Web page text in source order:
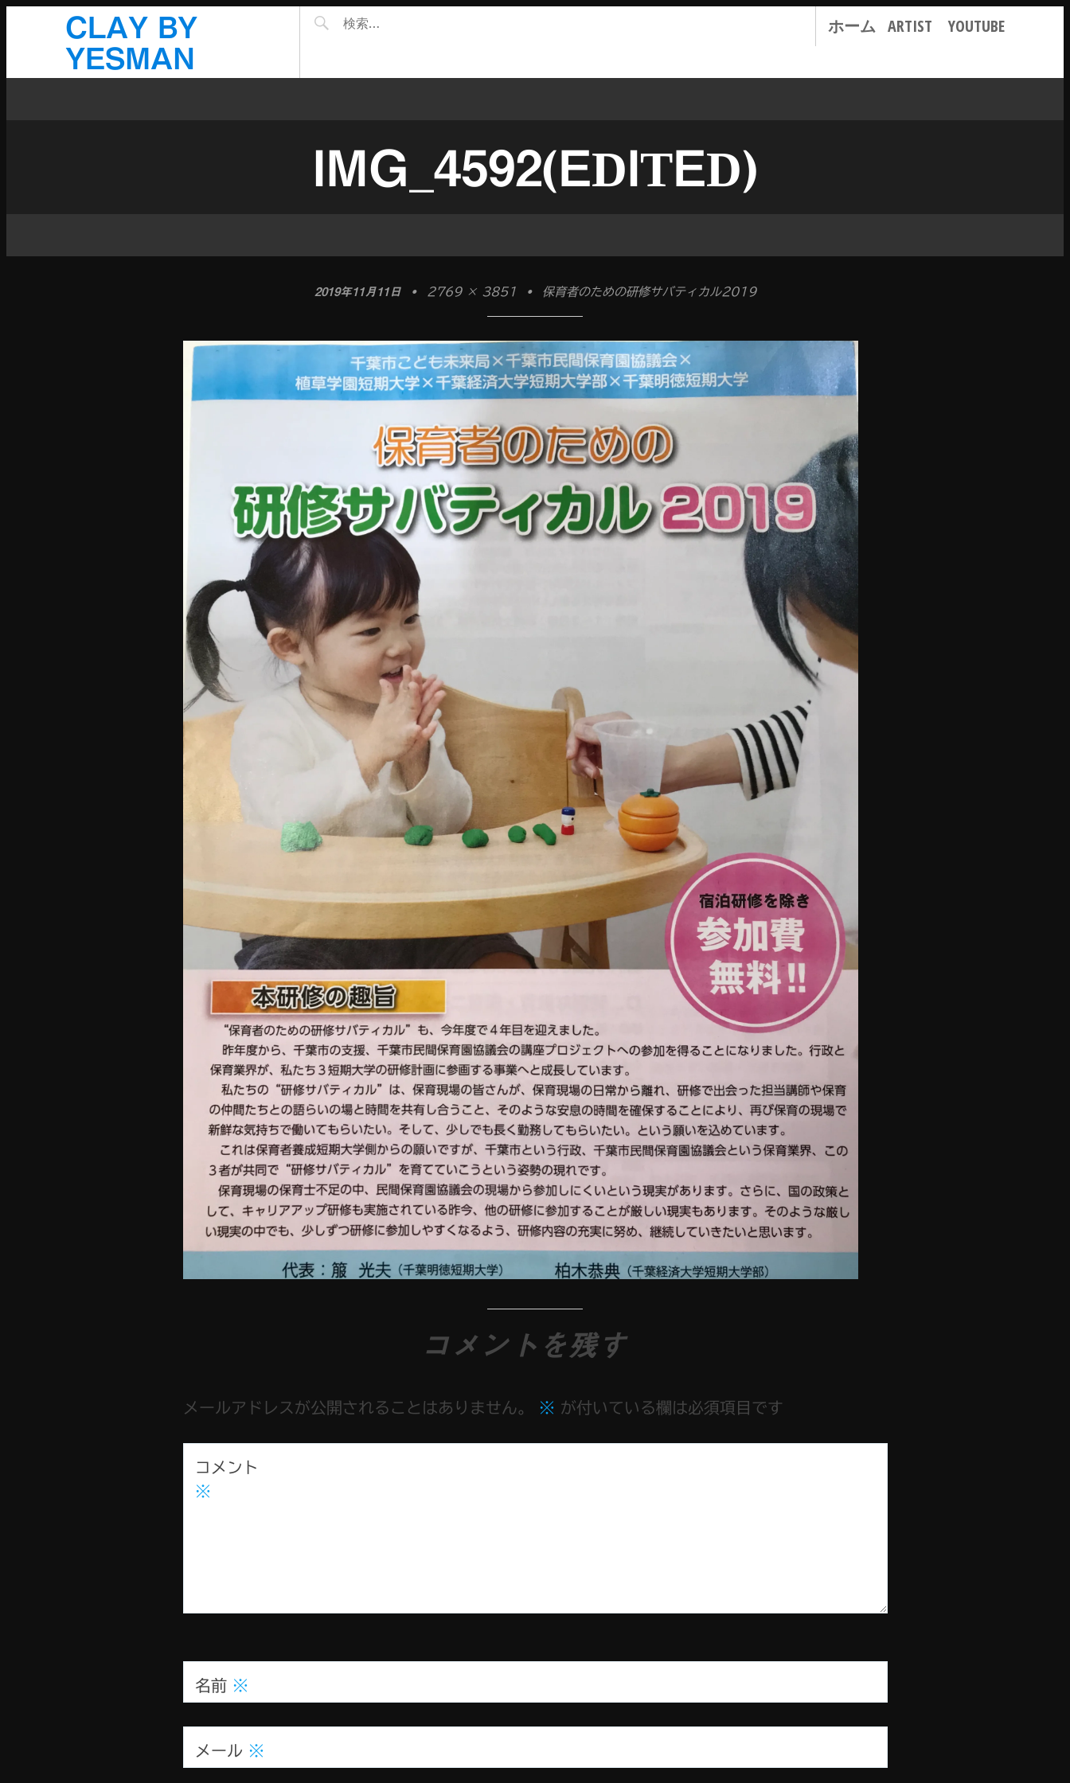
CLAY BY
YESMAN
ホーム ARTIST YOUTUBE
IMG_4592(EDITED)
2019年11月11日 • 2769 × 3851 • 保育者のための研修サバティカル2019
コメントを残す
メールアドレスが公開されることはありません。 ※ が付いている欄は必須項目です
コメント
※
名前 ※
メール ※